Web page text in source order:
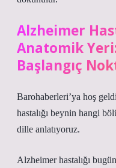
Alzheimer
Anatomik
Başlangıç
Barohaberleri’ya hoş
hastalığı beynin hangi
dille anlatıyoruz.
Alzheimer hastalığı